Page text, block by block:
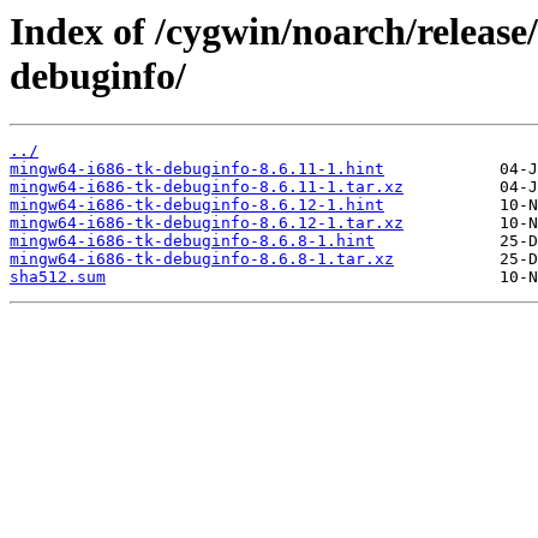
Index of /cygwin/noarch/
debuginfo/
../
mingw64-i686-tk-debuginfo-8.6.11-1.hint
mingw64-i686-tk-debuginfo-8.6.11-1.tar.xz
mingw64-i686-tk-debuginfo-8.6.12-1.hint
mingw64-i686-tk-debuginfo-8.6.12-1.tar.xz
mingw64-i686-tk-debuginfo-8.6.8-1.hint
mingw64-i686-tk-debuginfo-8.6.8-1.tar.xz
sha512.sum